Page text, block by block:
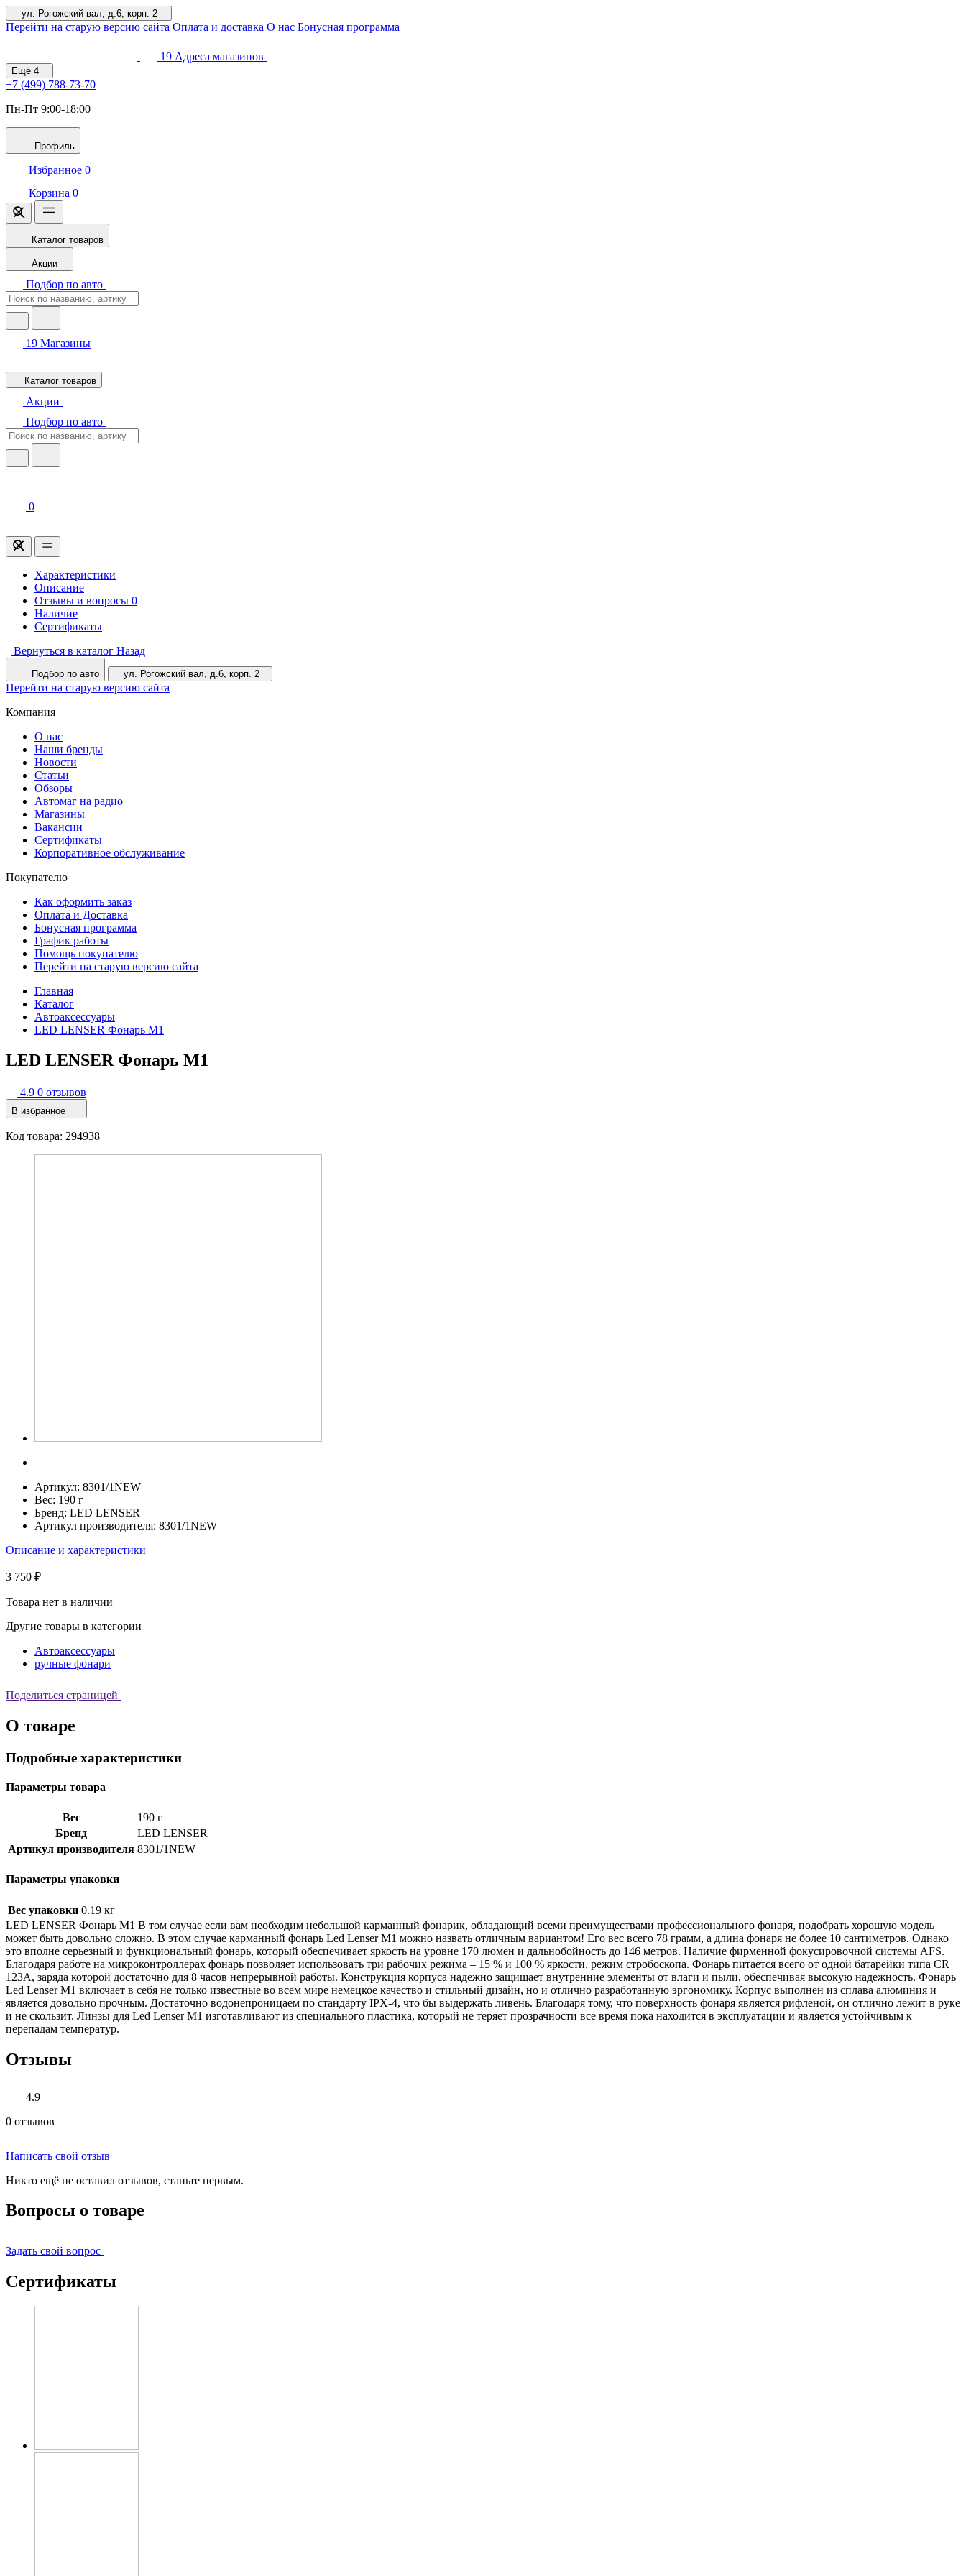
ул. Рогожский вал, д.6, корп. 2
Перейти на старую версию сайта Оплата и доставка О нас Бонусная программа
19 Адреса магазинов
Ещё 4
+7 (499) 788-73-70
Пн-Пт 9:00-18:00
Профиль
Избранное 0
Корзина 0
Каталог товаров
Акции
Подбор по авто
19 Магазины
Каталог товаров
Акции
Подбор по авто
0
Характеристики
Описание
Отзывы и вопросы 0
Наличие
Сертификаты
Вернуться в каталог Назад
Подбор по авто ул. Рогожский вал, д.6, корп. 2
Перейти на старую версию сайта
Компания
О нас
Наши бренды
Новости
Статьи
Обзоры
Автомаг на радио
Магазины
Вакансии
Сертификаты
Корпоративное обслуживание
Покупателю
Как оформить заказ
Оплата и Доставка
Бонусная программа
График работы
Помощь покупателю
Перейти на старую версию сайта
Главная
Каталог
Автоаксессуары
LED LENSER Фонарь M1
LED LENSER Фонарь M1
4.9 0 отзывов
В избранное
Код товара: 294938
Артикул: 8301/1NEW
Вес: 190 г
Бренд: LED LENSER
Артикул производителя: 8301/1NEW
Описание и характеристики
3 750 ₽
Товара нет в наличии
Другие товары в категории
Автоаксессуары
ручные фонари
Поделиться страницей
О товаре
Подробные характеристики
Параметры товара
Вес
190 г
Бренд
LED LENSER
Артикул производителя 8301/1NEW
Параметры упаковки
Вес упаковки 0.19 кг
LED LENSER Фонарь M1‎ В том случае если вам необходим небольшой карманный фонарик, обладающий всеми ‎преимуществами профессионального фонаря, подобрать хорошую модель
может быть довольно ‎сложно. В этом случае карманный фонарь Led Lenser M1 можно назвать отличным вариантом!‎ Его вес всего 78 грамм, а длина фонаря не более 10 сантиметров. Однако
это вполне серьезный и ‎функциональный фонарь, который обеспечивает яркость на уровне 170 люмен и дальнобойность ‎до 146 метров.‎ Наличие фирменной фокусировочной системы AFS.
Благодаря работе на микроконтроллерах ‎фонарь позволяет использовать три рабочих режима – 15 % и 100 % яркости, режим стробоскопа. ‎Фонарь питается всего от одной батарейки типа CR
123A, заряда которой достаточно для 8 часов ‎непрерывной работы. Конструкция корпуса надежно защищает внутренние элементы от влаги и ‎пыли, обеспечивая высокую надежность.‎ Фонарь
Led Lenser M1 включает в себя не только известные во всем мире немецкое качество и ‎стильный дизайн, но и отлично разработанную эргономику. Корпус выполнен из сплава алюминия ‎и
является довольно прочным. Достаточно водонепроницаем по стандарту IPX-4, что бы ‎выдержать ливень. Благодаря тому, что поверхность фонаря является рифленой, он отлично лежит ‎в руке
и не скользит. Линзы для Led Lenser M1 изготавливают из специального пластика, который ‎не теряет прозрачности все время пока находится в эксплуатации и является устойчивым к
‎перепадам температур.‎
Отзывы
4.9
0 отзывов
Написать свой отзыв
Никто ещё не оставил отзывов, станьте первым.
Вопросы о товаре
Задать свой вопрос
Сертификаты